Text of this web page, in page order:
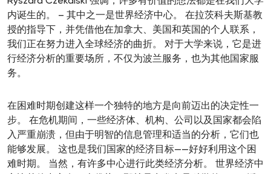
内诞生的。 – 其中之一是世界经济中心。 在拉茨科夫斯基教
授的指导下，并凭借他在加拿大、美国和英国的个人联系，
我们正在努力进入全球经济的曲折。 对于大学来说，它是进
行经济分析的重要场所，不仅为波兰服务，也为其他国家服
务。
在困难时期创建这样一个独特的地方是向前迈出的决定性一
步。 在危机期间，一些经济体、机构、公司以及国家都会陷
入严重崩溃，但由于明智的信息管理和适当的分析，它们也
能够发展。 这也是我们国家的经济目标——好好利用这个困
难时期。 当然，有许多中心进行此类经济分析。 世界经济中